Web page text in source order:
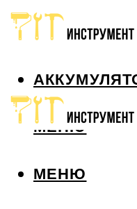
МЕНЮ
МЕНЮ